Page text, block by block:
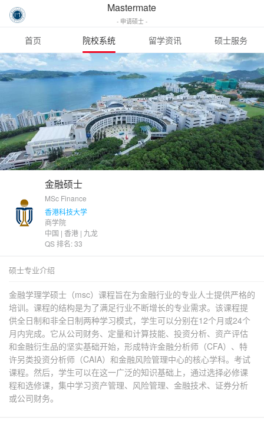
Mastermate
- 申请硕士 -
首页 院校系统 留学资讯 硕士服务
金融硕士
MSc Finance
香港科技大学
商学院
中国 | 香港 | 九龙
QS 排名: 33
硕士专业介绍
金融学理学硕士（msc）课程旨在为金融行业的专业人士提供严格的
培训。课程的结构是为了满足行业不断增长的专业需求。该课程提
供全日制和非全日制两种学习模式，学生可以分别在12个月或24个
月内完成。它从公司财务、定量和计算技能、投资分析、资产评估
和金融衍生品的坚实基础开始，形成特许金融分析师（CFA）、特
许另类投资分析师（CAIA）和金融风险管理中心的核心学科。考试
课程。然后，学生可以在这一广泛的知识基础上，通过选择必修课
程和选修课，集中学习资产管理、风险管理、金融技术、证券分析
或公司财务。